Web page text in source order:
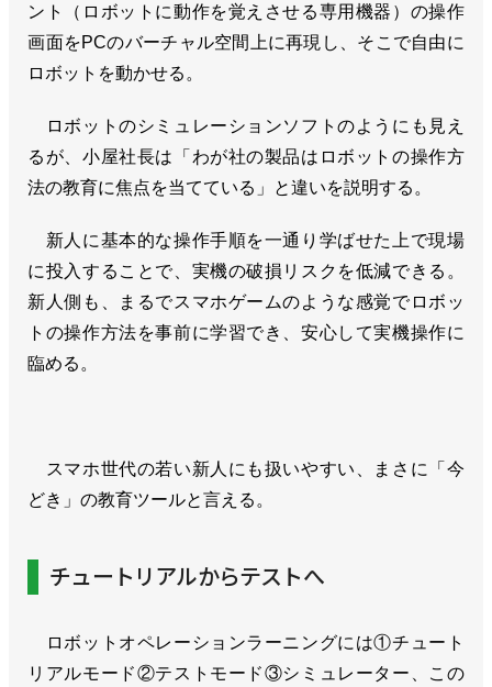
ント（ロボットに動作を覚えさせる専用機器）の操作
画面をPCのバーチャル空間上に再現し、そこで自由に
ロボットを動かせる。
ロボットのシミュレーションソフトのようにも見え
るが、小屋社長は「わが社の製品はロボットの操作方
法の教育に焦点を当てている」と違いを説明する。
新人に基本的な操作手順を一通り学ばせた上で現場
に投入することで、実機の破損リスクを低減できる。
新人側も、まるでスマホゲームのような感覚でロボッ
トの操作方法を事前に学習でき、安心して実機操作に
臨める。
スマホ世代の若い新人にも扱いやすい、まさに「今
どき」の教育ツールと言える。
チュートリアルからテストへ
ロボットオペレーションラーニングには①チュート
リアルモード②テストモード③シミュレーター、この